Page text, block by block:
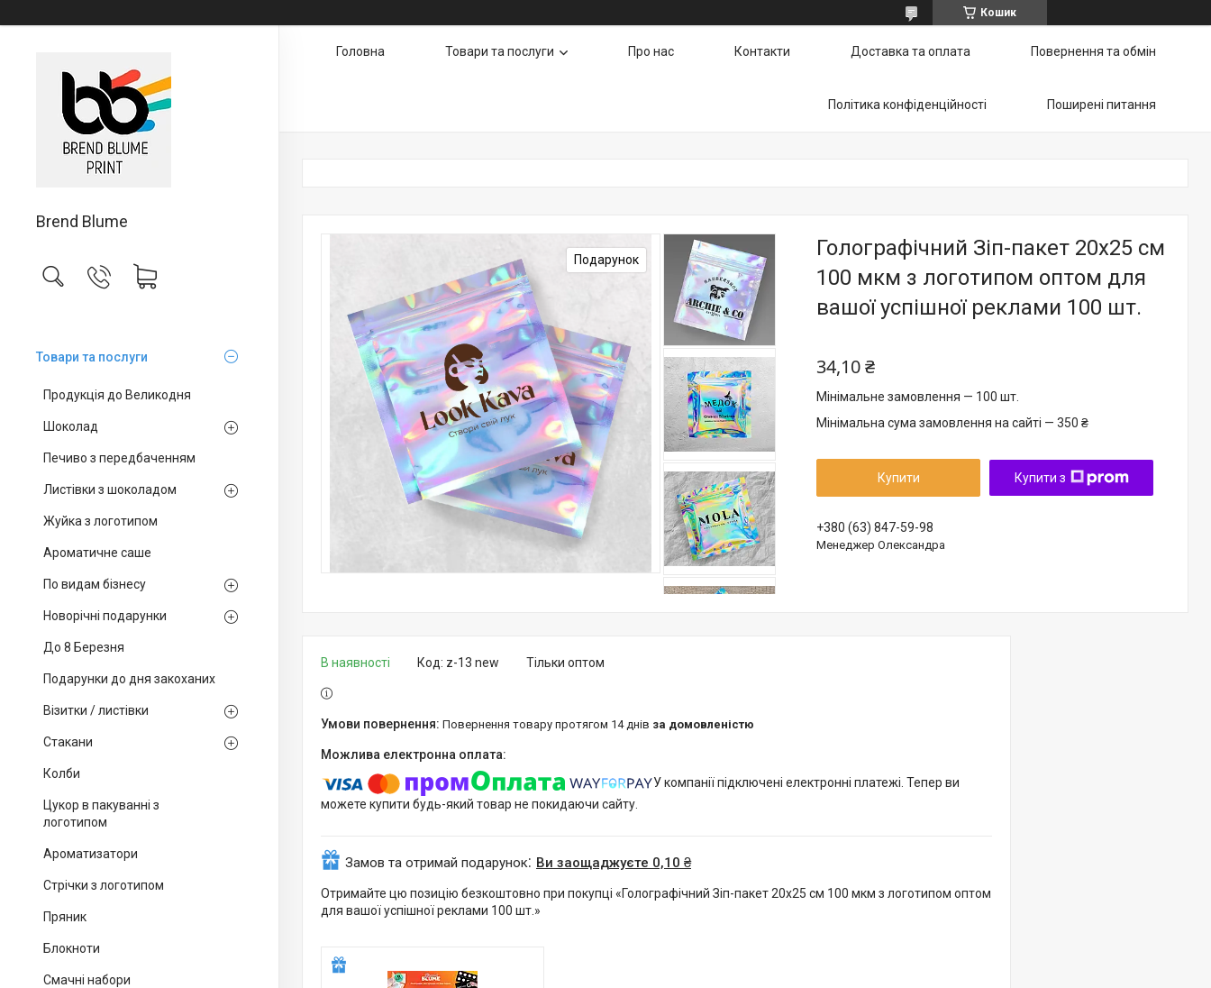
Кошик
Brend Blume
Товари та послуги
Продукція до Великодня
Шоколад
Печиво з передбаченням
Листівки з шоколадом
Жуйка з логотипом
Ароматичне саше
По видам бізнесу
Новорічні подарунки
До 8 Березня
Подарунки до дня закоханих
Візитки / листівки
Стакани
Колби
Цукор в пакуванні з
логотипом
Ароматизатори
Стрічки з логотипом
Пряник
Блокноти
Смачні набори
Головна Товари та послуги Про нас Контакти Доставка та оплата Повернення та обмін
Політика конфіденційності Поширені питання
Подарунок
Голографічний Зіп-пакет 20х25 см
100 мкм з логотипом оптом для
вашої успішної реклами 100 шт.
34,10 ₴
Мінімальне замовлення — 100 шт.
Мінімальна сума замовлення на сайті — 350 ₴
Купити Купити з
+380 (63) 847-59-98
Менеджер Олександра
В наявності Тільки оптом
Код: z-13 new
повернення товару протягом 14 днів за домовленістю
У компанії підключені електронні платежі. Тепер ви
можете купити будь-який товар не покидаючи сайту.
Замов та отримай подарунок Ви заощаджуєте 0,10 ₴
Отримайте цю позицію безкоштовно при покупці «Голографічний Зіп-пакет 20х25 см 100 мкм з логотипом оптом
для вашої успішної реклами 100 шт.»